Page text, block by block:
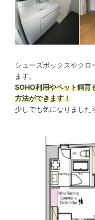
シューズボックスやクロ
ます。
SOHO利用やペット飼育
方法ができます！
少しでも気になりました